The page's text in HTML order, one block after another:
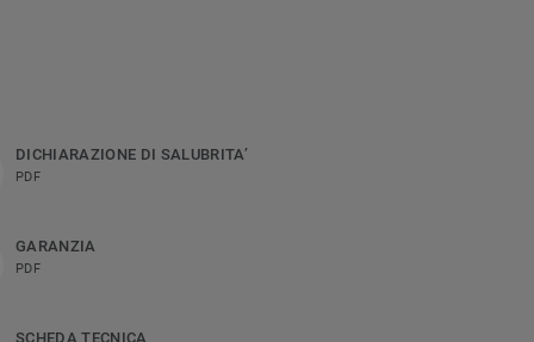
DICHIARAZIONE DI SALUBRITA’
PDF
GARANZIA
PDF
SCHEDA TECNICA